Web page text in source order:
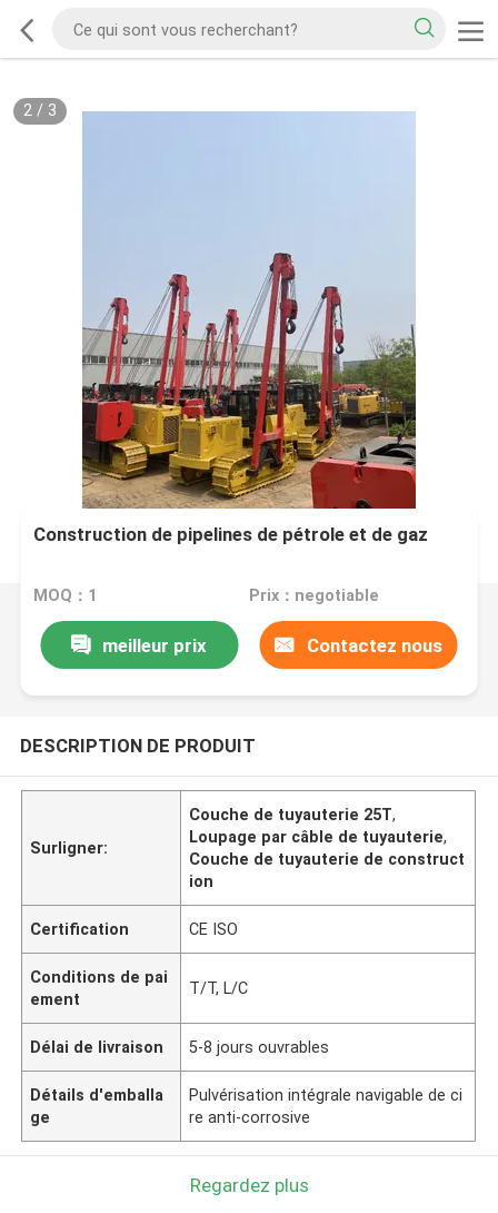
2/ 3
Construction de pipelines de pétrole et de gaz
MOQ：1 Prix：negotiable
meilleur prix Contactez nous
DESCRIPTION DE PRODUIT
Surligner:
Couche de tuyauterie 25T,
Loupage par câble de tuyauterie,
Couche de tuyauterie de construct
ion
Certification CE ISO
Conditions de pai
ement
T/T, L/C
Délai de livraison 5-8 jours ouvrables
Détails d'emballa
ge
Pulvérisation intégrale navigable de ci
re anti-corrosive
Regardez plus